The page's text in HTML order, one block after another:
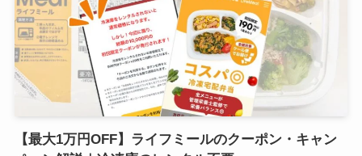
【最大1万円OFF】ライフミールのクーポン・キャン